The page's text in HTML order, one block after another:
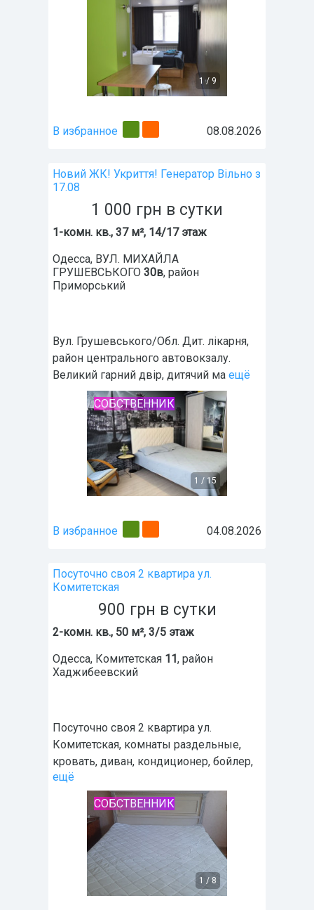
1 / 9
В избранное 08.08.2026
Новий ЖК! Укриття! Генератор Вільно з
17.08
1 000 грн в сутки
1-комн. кв., 37 м², 14/17 этаж
Одесса, ВУЛ. МИХАЙЛА
ГРУШЕВСЬКОГО 30в, район
Приморський
Вул. Грушевського/Обл. Дит. лікарня,
район центрального автовокзалу.
Великий гарний двір, дитячий ма ещё
1 / 15
СОБСТВЕННИК
В избранное 04.08.2026
Посуточно своя 2 квартира ул.
Комитетская
900 грн в сутки
2-комн. кв., 50 м², 3/5 этаж
Одесса, Комитетская 11, район
Хаджибеевский
Посуточно своя 2 квартира ул.
Комитетская, комнаты раздельные,
кровать, диван, кондиционер, бойлер,
ещё
1 / 8
СОБСТВЕННИК